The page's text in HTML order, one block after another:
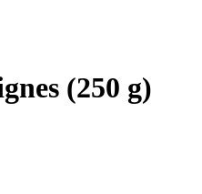
(250 g)